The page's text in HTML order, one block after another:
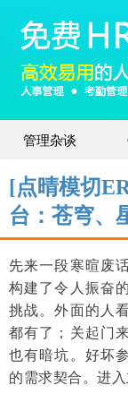
管理杂谈
[点晴模切
台：苍穹、
先来一段寒暄废
构建了令人振奋
挑战。外面的人
都有了；关起门
也有暗坑。好坏
的需求契合。 进入